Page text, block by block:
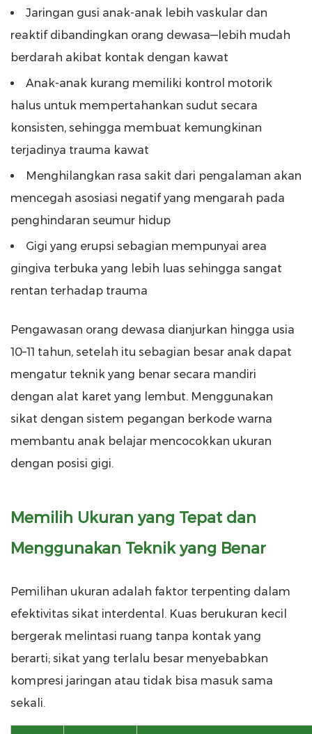
Jaringan gusi anak-anak lebih vaskular dan
reaktif dibandingkan orang dewasa—lebih mudah
berdarah akibat kontak dengan kawat
Anak-anak kurang memiliki kontrol motorik
halus untuk mempertahankan sudut secara
konsisten, sehingga membuat kemungkinan
terjadinya trauma kawat
Menghilangkan rasa sakit dari pengalaman akan
mencegah asosiasi negatif yang mengarah pada
penghindaran seumur hidup
Gigi yang erupsi sebagian mempunyai area
gingiva terbuka yang lebih luas sehingga sangat
rentan terhadap trauma
Pengawasan orang dewasa dianjurkan hingga usia
10–11 tahun, setelah itu sebagian besar anak dapat
mengatur teknik yang benar secara mandiri
dengan alat karet yang lembut. Menggunakan
sikat dengan sistem pegangan berkode warna
membantu anak belajar mencocokkan ukuran
dengan posisi gigi.
Memilih Ukuran yang Tepat dan
Menggunakan Teknik yang Benar
Pemilihan ukuran adalah faktor terpenting dalam
efektivitas sikat interdental. Kuas berukuran kecil
bergerak melintasi ruang tanpa kontak yang
berarti; sikat yang terlalu besar menyebabkan
kompresi jaringan atau tidak bisa masuk sama
sekali.